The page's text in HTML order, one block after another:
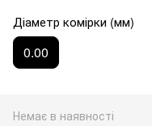
Діаметр комірки (мм)
0.00
Немає в наявності